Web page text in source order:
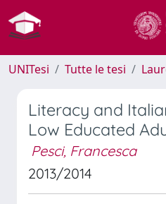
UNITesi Tutte le tesi
Literacy and
Low Educated
Pesci, Francesca
2013/2014